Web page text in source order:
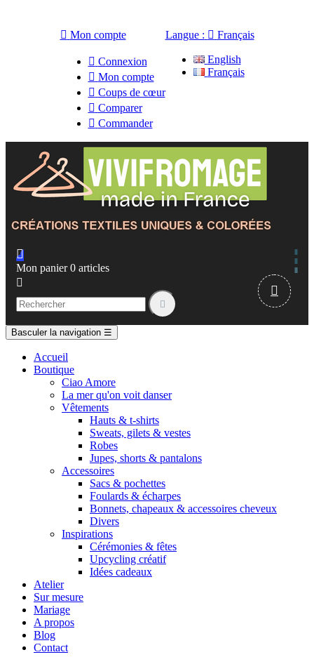
 Mon compte
 Connexion
 Mon compte
 Coups de cœur
 Comparer
 Commander
Langue :  Français
English
Français

Mon panier 0 articles



Basculer la navigation ☰
Accueil
Boutique
Ciao Amore
La mer qu'on voit danser
Vêtements
Hauts & t-shirts
Sweats, gilets & vestes
Robes
Jupes, shorts & pantalons
Accessoires
Sacs & pochettes
Foulards & écharpes
Bonnets, chapeaux & accessoires cheveux
Divers
Inspirations
Cérémonies & fêtes
Upcycling créatif
Idées cadeaux
Atelier
Sur mesure
Mariage
A propos
Blog
Contact